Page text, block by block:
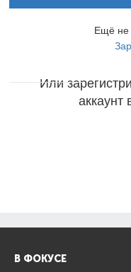
Ещё не
Или
аккаунт
В ФОКУСЕ